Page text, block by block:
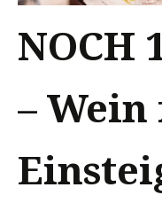
NOCH
–